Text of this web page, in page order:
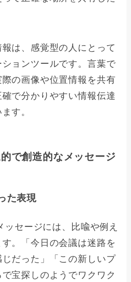
は、感覚型の人にとって
ョンツールです。言葉で
の画像や位置情報を共有
で分かりやすい情報伝達
す。
で創造的なメッセージ
た表現
セージには、比喩や例え
。「今日の会議は迷路を
だった」「この新しいプ
宝探しのようでワクワク